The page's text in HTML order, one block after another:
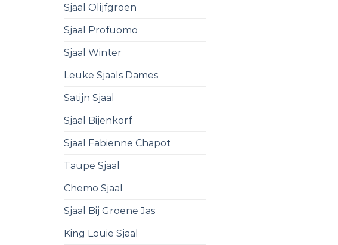
Sjaal Olijfgroen
Sjaal Profuomo
Sjaal Winter
Leuke Sjaals Dames
Satijn Sjaal
Sjaal Bijenkorf
Sjaal Fabienne Chapot
Taupe Sjaal
Chemo Sjaal
Sjaal Bij Groene Jas
King Louie Sjaal